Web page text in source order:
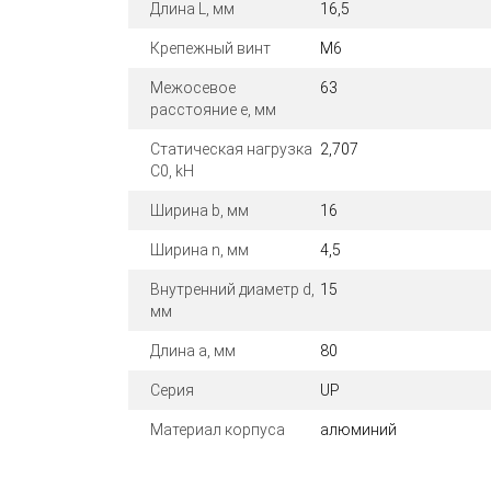
Длина L, мм 16,5
Крепежный винт М6
Межосевое
расстояние e, мм
63
Статическая нагрузка
C0, kН
2,707
Ширина b, мм 16
Ширина n, мм 4,5
Внутренний диаметр d,
мм
15
Длина а, мм 80
Серия UP
Материал корпуса алюминий